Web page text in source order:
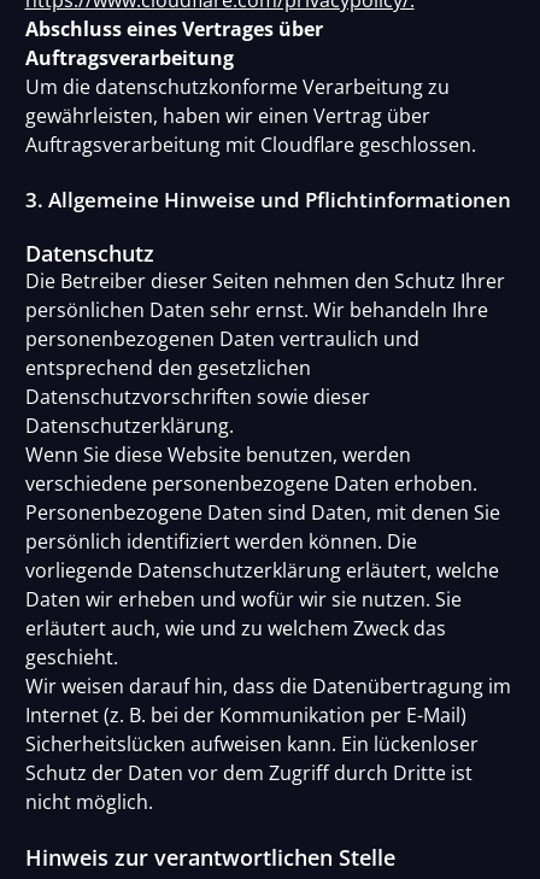
Abschluss eines Vertrages über
Auftragsverarbeitung
Um die datenschutzkonforme Verarbeitung zu
gewährleisten, haben wir einen Vertrag über
Auftragsverarbeitung mit Cloudflare geschlossen.
3. Allgemeine Hinweise und Pflichtinformationen
Datenschutz
Die Betreiber dieser Seiten nehmen den Schutz Ihrer
persönlichen Daten sehr ernst. Wir behandeln Ihre
personenbezogenen Daten vertraulich und
entsprechend den gesetzlichen
Datenschutzvorschriften sowie dieser
Datenschutzerklärung.
Wenn Sie diese Website benutzen, werden
verschiedene personenbezogene Daten erhoben.
Personenbezogene Daten sind Daten, mit denen Sie
persönlich identifiziert werden können. Die
vorliegende Datenschutzerklärung erläutert, welche
Daten wir erheben und wofür wir sie nutzen. Sie
erläutert auch, wie und zu welchem Zweck das
geschieht.
Wir weisen darauf hin, dass die Datenübertragung im
Internet (z. B. bei der Kommunikation per E-Mail)
Sicherheitslücken aufweisen kann. Ein lückenloser
Schutz der Daten vor dem Zugriff durch Dritte ist
nicht möglich.
Hinweis zur verantwortlichen Stelle